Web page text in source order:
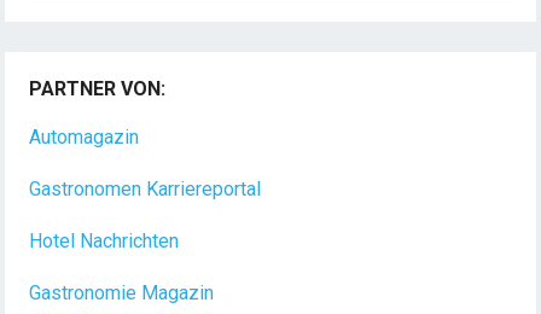
PARTNER VON:
Automagazin
Gastronomen Karriereportal
Hotel Nachrichten
Gastronomie Magazin